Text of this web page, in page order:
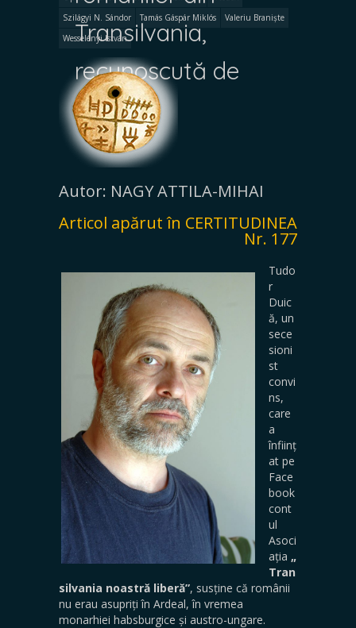
Transilvania,
recunoscută de
unguri
Szilágyi N. Sándor
Tamás Gáspár Miklós
Valeriu Braniște
Wesselényi István
Autor: NAGY ATTILA-MIHAI
Articol apărut în CERTITUDINEA
Nr. 177
Tudo
r
Duic
ă, un
sece
sioni
st
convi
ns,
care
a
înființ
at pe
Face
book
cont
ul
Asoci
ația „
Tran
silvania noastră liberă”, susține că românii
nu erau asupriți în Ardeal, în vremea
monarhiei habsburgice și austro-ungare.